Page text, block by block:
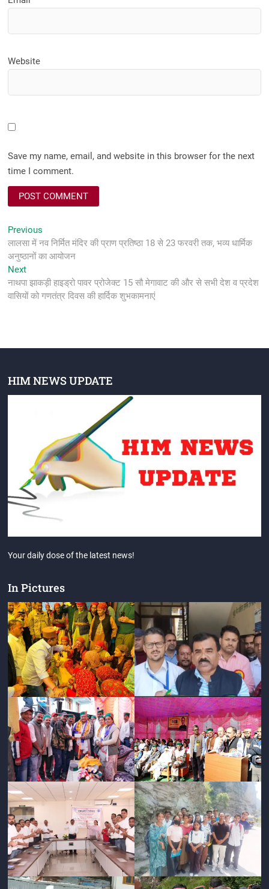
Website
Save my name, email, and website in this browser for the next
time I comment.
Post
navigation
Previous
post:
लालसा में नव निर्मित मंदिर की प्राण प्रतिष्ठा 18 से 23 फरवरी तक, भव्य धार्मिक
अनुष्ठानों का आयोजन
NextNext
post:
नाथपा झाकड़ी हाइड्रो पावर प्रोजेक्ट 15 सौ मेगावाट की और से सभी देश व प्रदेश
वासियों को गणतंत्र दिवस की हार्दिक शुभकामनाएं
HIM NEWS UPDATE
Your daily dose of the latest news!
In Pictures